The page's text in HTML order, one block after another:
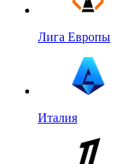
Лига Европы
Италия